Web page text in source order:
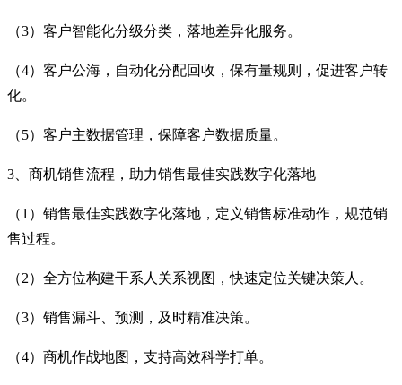
（3）客户智能化分级分类，落地差异化服务。
（4）客户公海，自动化分配回收，保有量规则，促进客户转
化。
（5）客户主数据管理，保障客户数据质量。
3、商机销售流程，助力销售最佳实践数字化落地
（1）销售最佳实践数字化落地，定义销售标准动作，规范销
售过程。
（2）全方位构建干系人关系视图，快速定位关键决策人。
（3）销售漏斗、预测，及时精准决策。
（4）商机作战地图，支持高效科学打单。